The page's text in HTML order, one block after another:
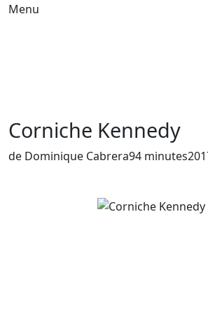
Menu
Corniche Kennedy
de Dominique Cabrera94 minutes